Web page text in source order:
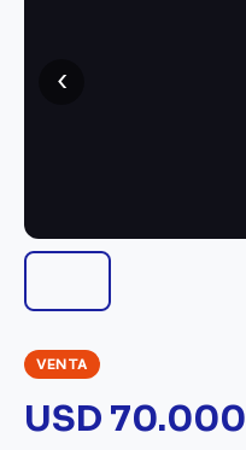
‹
VENTA
USD 70.000